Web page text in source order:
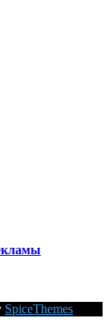
SpiceThemes